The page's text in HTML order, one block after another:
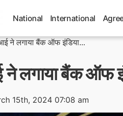
National International
ने लगाया बैंक ऑफ इंडिया...
लगाया बैंक ऑफ
15th, 2024 07:08 am